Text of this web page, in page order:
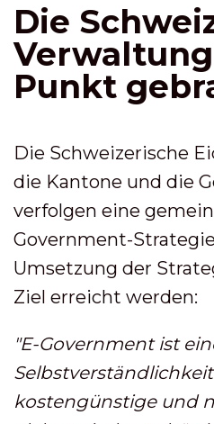
Die
Punkt
Die Schweizerische
die Kantone und die
verfolgen eine
Government-
Umsetzung der
Ziel erreicht werden:
"E-Government ist
kostengünstige und